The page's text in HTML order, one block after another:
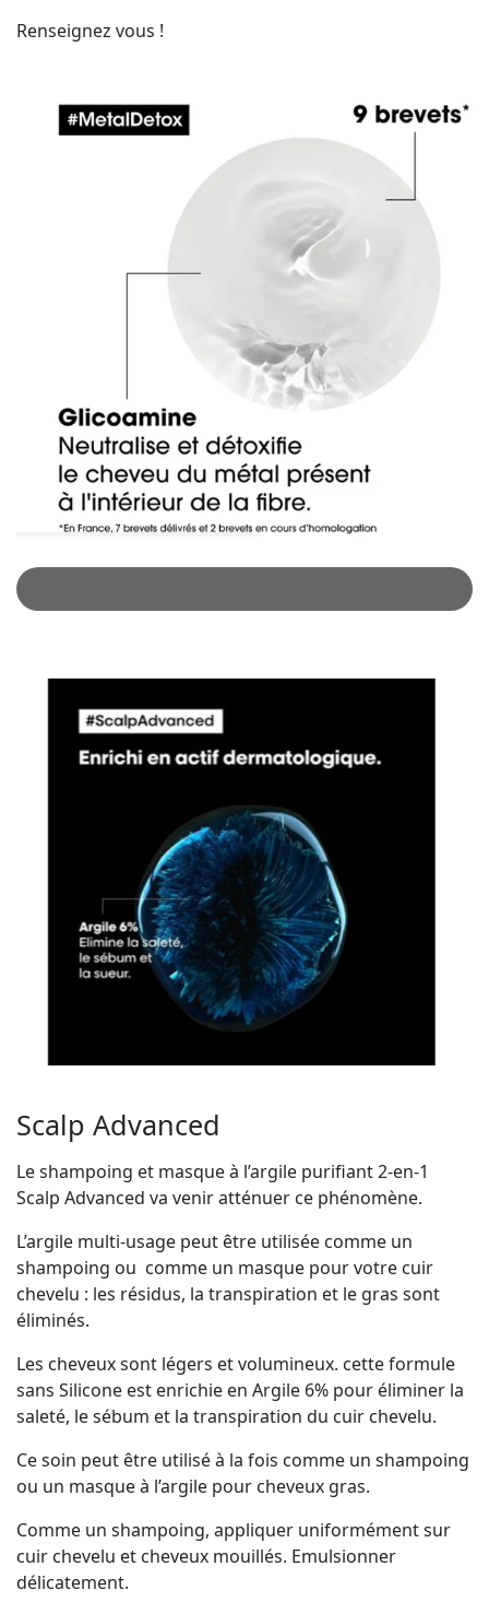
Renseignez vous !
Scalp Advanced
Le shampoing et masque à l’argile purifiant 2-en-1
Scalp Advanced va venir atténuer ce phénomène.
L’argile multi-usage peut être utilisée comme un
shampoing ou comme un masque pour votre cuir
chevelu : les résidus, la transpiration et le gras sont
éliminés.
Les cheveux sont légers et volumineux. cette formule
sans Silicone est enrichie en Argile 6% pour éliminer la
saleté, le sébum et la transpiration du cuir chevelu.
Ce soin peut être utilisé à la fois comme un shampoing
ou un masque à l’argile pour cheveux gras.
Comme un shampoing, appliquer uniformément sur
cuir chevelu et cheveux mouillés. Emulsionner
délicatement.